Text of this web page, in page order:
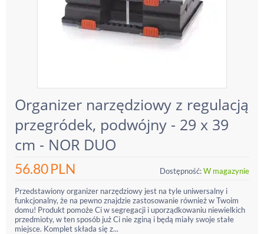
Organizer narzędziowy z regulacją
przegródek, podwójny - 29 x 39
cm - NOR DUO
56.80PLN Dostępność:W magazynie
Przedstawiony organizer narzędziowy jest na tyle uniwersalny i
funkcjonalny, że na pewno znajdzie zastosowanie również w Twoim
domu! Produkt pomoże Ci w segregacji i uporządkowaniu niewielkich
przedmioty, w ten sposób już Ci nie zginą i będą miały swoje stałe
miejsce. Komplet składa się z...